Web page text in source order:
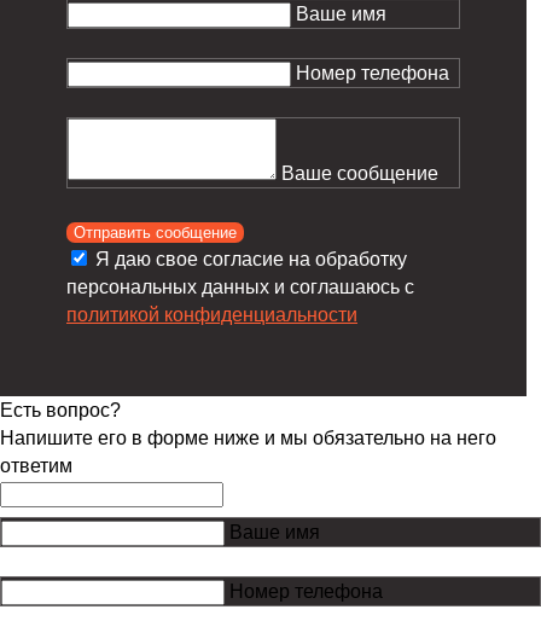
Ваше имя
Номер телефона
Ваше сообщение
Отправить сообщение
Я даю свое согласие на обработку
персональных данных и соглашаюсь с
политикой конфиденциальности
Есть вопрос?
Напишите его в форме ниже и мы обязательно на него
ответим
Ваше имя
Номер телефона